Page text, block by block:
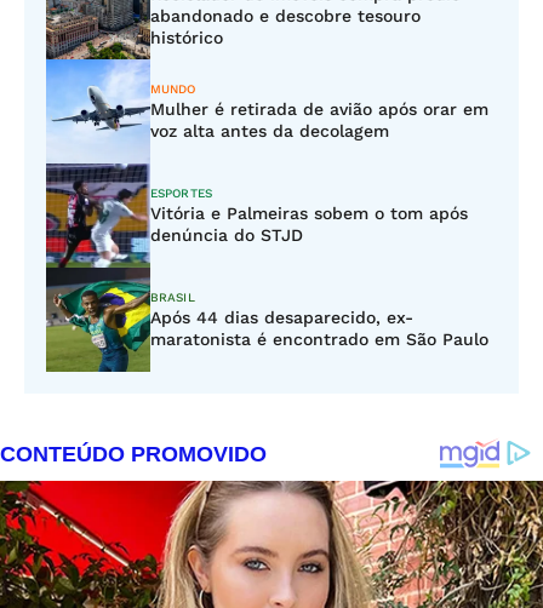
abandonado e descobre tesouro
histórico
MUNDO
Mulher é retirada de avião após orar em
voz alta antes da decolagem
ESPORTES
Vitória e Palmeiras sobem o tom após
denúncia do STJD
BRASIL
Após 44 dias desaparecido, ex-
maratonista é encontrado em São Paulo